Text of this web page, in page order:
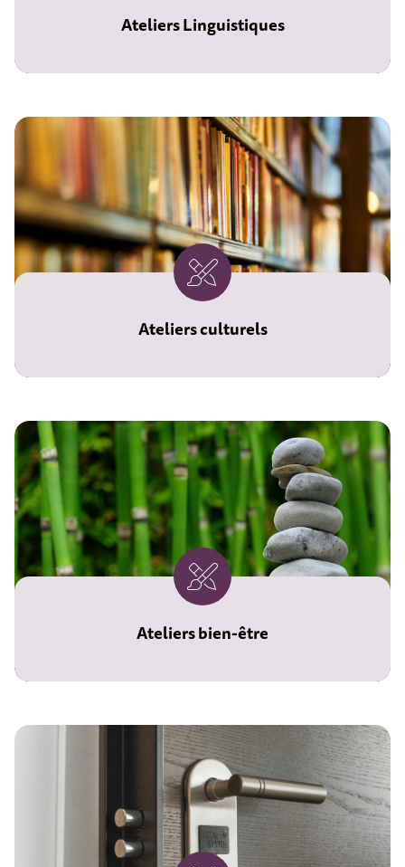
Ateliers Linguistiques
Ateliers culturels
Ateliers bien-être